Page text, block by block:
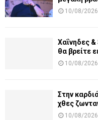
10/08/2026
Χαΐνηδες
θα βρείτε
10/08/2026
Στην
χθες
10/08/2026